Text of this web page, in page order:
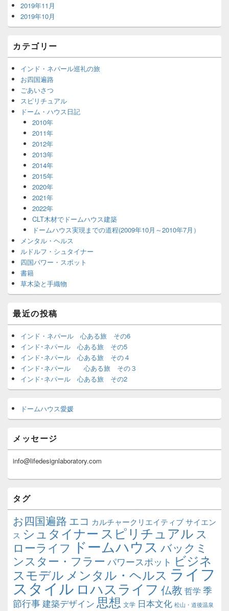
2019年11月
2019年10月
カテゴリー
インド・ネパール巡礼の旅
お四国遍路
ごあいさつ
スピリチュアル
ドーム・ハウス日記
2010年
2011年
2012年
2013年
2014年
2015年
2020年
2021年
2022年
CLT木材でドームハウス建築
ドームハウス実現までの道程(2009年10月～2010年7月）
メンタル・ヘルス
ルドルフ・シュタイナー
四国パワー・スポット
書籍
草木染と手織物
最近の投稿
インド・ネパール 心ある旅 その6
インド･ネパール 心ある旅 その5
インド･ネパール 心ある旅 その４
インド･ネパール 心ある旅 その３
インド･ネパール 心ある旅 その2
ドームハウス愛媛
メッセージ
info@lifedesignlaboratory.com
タグ
お四国遍路 エコ カルチャークリエイティブサイエン
ス シュタイナー スピリチュアル ス
ローライフ ドームハウス バックミ
ンスター・フラー パワースポット ビジネ
スモデル メンタル・ヘルス ライフ
スタイル ロハスライフ 仏教 哲学 季
節行事建築デザイン 思想 文学 日本文化 松山・道後温泉